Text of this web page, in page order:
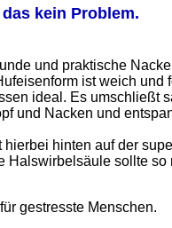
kein Problem.
und praktische
ist weich und
ideal. Es umschließt
und Nacken und
hierbei hinten auf der
Halswirbelsäule sollte so
gestresste Menschen.